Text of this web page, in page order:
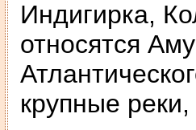
Индигирка,
относятся
крупные